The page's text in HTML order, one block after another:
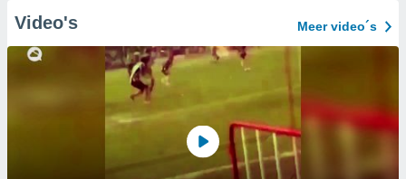
Video's Meer video´s